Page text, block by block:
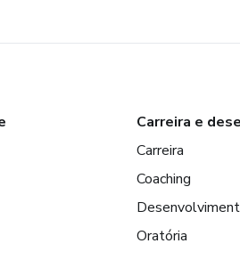
Carreira e
Carreira
Coaching
Oratória